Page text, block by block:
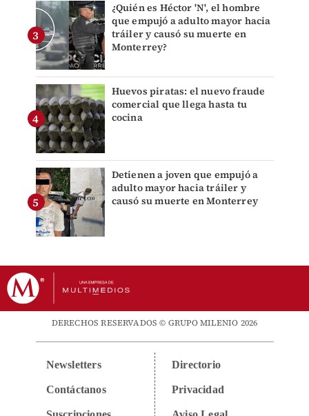
¿Quién es Héctor 'N', el hombre
que empujó a adulto mayor hacia
tráiler y causó su muerte en
Monterrey?
Huevos piratas: el nuevo fraude
comercial que llega hasta tu
cocina
Detienen a joven que empujó a
adulto mayor hacia tráiler y
causó su muerte en Monterrey
DERECHOS RESERVADOS © GRUPO MILENIO 2026
Newsletters
Contáctanos
Directorio
Privacidad